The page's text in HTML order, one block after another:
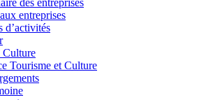
des entreprises
entreprises
d’activités
Culture
Tourisme et Culture